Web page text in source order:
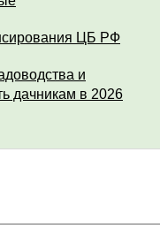
ЦБ РФ
и
дачникам в 2026